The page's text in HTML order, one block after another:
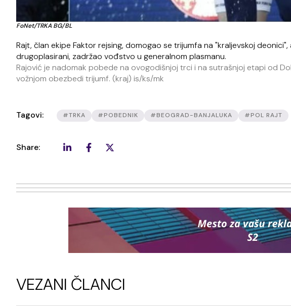
FoNet/TRKA BG/BL
Rajt, član ekipe Faktor rejsing, domogao se trijumfa na "kraljevskoj
drugoplasirani, zadržao vođstvo u generalnom plasmanu.
Rajović je nadomak pobede na ovogodišnjoj trci i na sutrašnjoj etapi od
vožnjom obezbedi trijumf. (kraj) is/ks/mk
Tagovi: #TRKA #POBEDNIK #BEOGRAD-BANJALUKA #POL RAJT
Share:
VEZANI ČLANCI